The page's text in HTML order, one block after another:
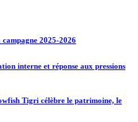
2025-2026
interne et réponse aux pressions
Tigri célèbre le patrimoine, le